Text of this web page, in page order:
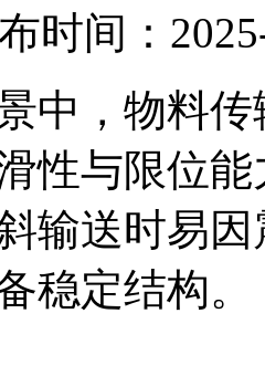
时间：
中，物料
性与限位
输送时易
稳定结构。